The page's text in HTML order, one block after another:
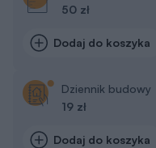
50 zł
Dodaj do koszyka
Dziennik budowy
19 zł
Dodaj do koszyka